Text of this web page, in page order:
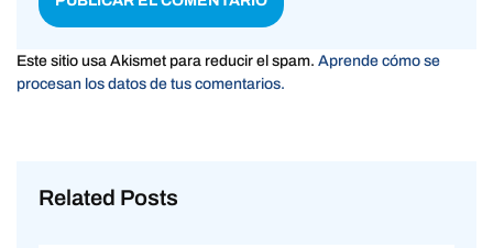
Este sitio usa Akismet para reducir el spam. Aprende cómo se
procesan los datos de tus comentarios.
Related Posts